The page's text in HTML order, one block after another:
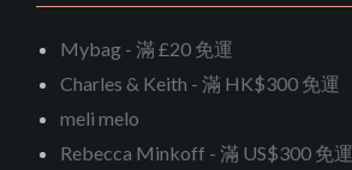
Mybag - 滿 £20 免運
Charles & Keith - 滿 HK$300 免運
meli melo
Rebecca Minkoff - 滿 US$300 免運